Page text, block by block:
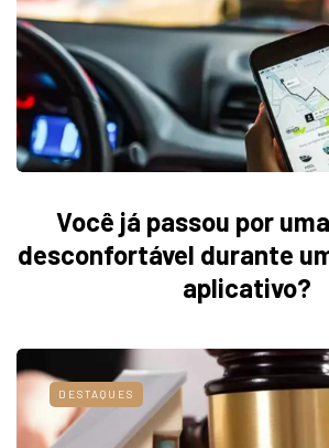
Você já passou por
desconfortável durante
aplicativo?
DESTAQUES